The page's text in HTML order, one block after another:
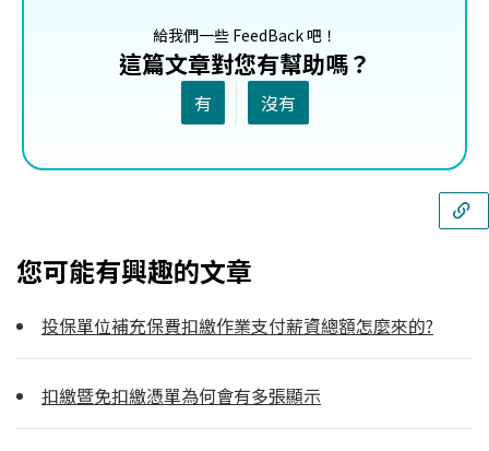
給我們一些 FeedBack 吧！
這篇文章對您有幫助嗎？
有 沒有
您可能有興趣的文章
投保單位補充保費扣繳作業支付薪資總額怎麼來的?
扣繳暨免扣繳憑單為何會有多張顯示